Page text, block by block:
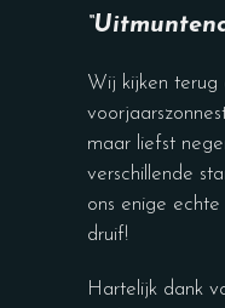
Wij kijken
maar liefst
verschillende
ons enige
druif!
Hartelijk dank